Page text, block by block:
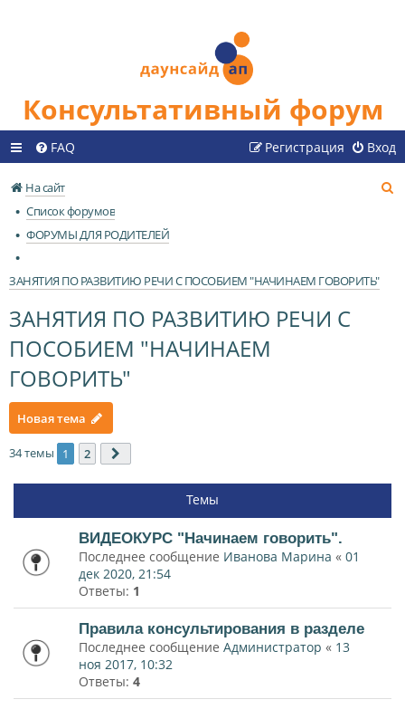
Консультативный форум
FAQ Вход
Регистрация
На сайт
Список форумов
ФОРУМЫ ДЛЯ РОДИТЕЛЕЙ
ЗАНЯТИЯ ПО РАЗВИТИЮ РЕЧИ С ПОСОБИЕМ "НАЧИНАЕМ ГОВОРИТЬ"
ЗАНЯТИЯ ПО РАЗВИТИЮ РЕЧИ С
ПОСОБИЕМ "НАЧИНАЕМ
ГОВОРИТЬ"
Новая тема
34 темы 1 2
Темы
ВИДЕОКУРС "Начинаем говорить".
Последнее сообщение Иванова Марина « 01
дек 2020, 21:54
Ответы: 1
Правила консультирования в разделе
Последнее сообщение Администратор « 13
ноя 2017, 10:32
Ответы: 4